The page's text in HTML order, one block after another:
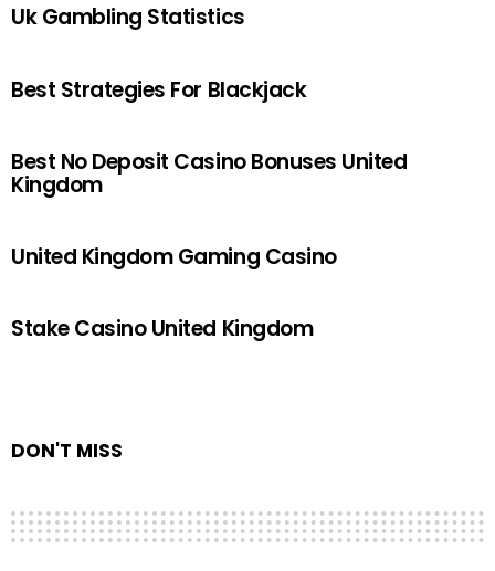
Uk Gambling Statistics
Best Strategies For Blackjack
Best No Deposit Casino Bonuses United
Kingdom
United Kingdom Gaming Casino
Stake Casino United Kingdom
DON'T MISS